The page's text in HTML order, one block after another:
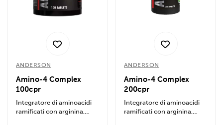
ANDERSON
Amino-4 Complex
100cpr
Integratore di aminoacidi
ramificati con arginina,
ANDERSON
Amino-4 Complex
200cpr
Integratore di aminoacidi
ramificati con arginina,